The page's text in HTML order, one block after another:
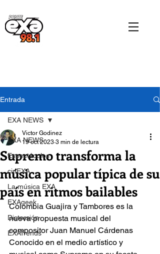
Entrada
EXA NEWS
Espectáculos
cinEXA
La música EXA
EXAgeek
Distorsión
EXATrends
EXA NEWS
Supremo transforma la
música popular típica de su
país en ritmos bailables
Victor Godinez
19 oct 2023 3 min de lectura
Colombia Guajira y Tambores es la
nueva propuesta musical del
compositor Juan Manuel Cárdenas
Conocido en el medio artístico y